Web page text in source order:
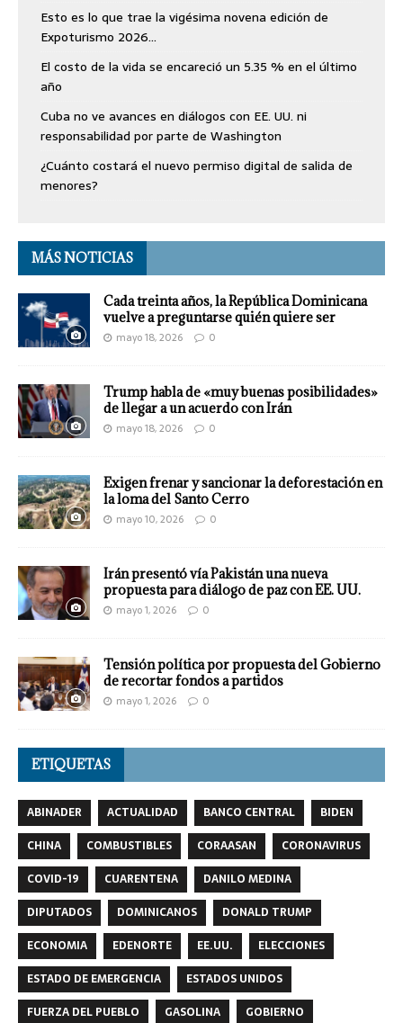
Esto es lo que trae la vigésima novena edición de
Expoturismo 2026…
El costo de la vida se encareció un 5.35 % en el último
año
Cuba no ve avances en diálogos con EE. UU. ni
responsabilidad por parte de Washington
¿Cuánto costará el nuevo permiso digital de salida de
menores?
MÁS NOTICIAS
Cada treinta años, la República Dominicana
vuelve a preguntarse quién quiere ser
mayo 18, 2026 0
Trump habla de «muy buenas posibilidades»
de llegar a un acuerdo con Irán
mayo 18, 2026 0
Exigen frenar y sancionar la deforestación en
la loma del Santo Cerro
mayo 10, 2026 0
Irán presentó vía Pakistán una nueva
propuesta para diálogo de paz con EE. UU.
mayo 1, 2026 0
Tensión política por propuesta del Gobierno
de recortar fondos a partidos
mayo 1, 2026 0
ETIQUETAS
ABINADER ACTUALIDAD BANCO CENTRAL
BIDEN
CHINA
COMBUSTIBLES CORAASAN
CORONAVIRUS
COVID-19
CUARENTENA
DANILO MEDINA
DIPUTADOS
DOMINICANOS
DONALD TRUMP
ECONOMIA
EDENORTE EE.UU.
ELECCIONES
ESTADO DE EMERGENCIA
ESTADOS UNIDOS
FUERZA DEL PUEBLO
GASOLINA
GOBIERNO